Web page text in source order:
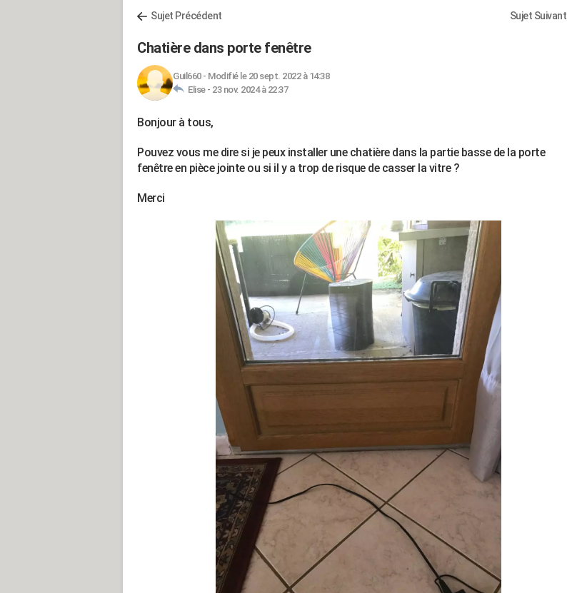
Sujet Précédent Sujet Suivant
Chatière dans porte fenêtre
Guil660- Modifié le 20 sept. 2022 à 14:38
Elise - 23 nov. 2024 à 22:37
Bonjour à tous,
Pouvez vous me dire si je peux installer une chatière dans la partie basse de la porte
fenêtre en pièce jointe ou si il y a trop de risque de casser la vitre ?
Merci